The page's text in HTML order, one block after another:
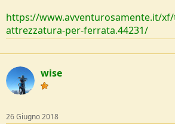
https://www.avventurosamente.it/
attrezzatura-per-ferrata.44231/
wise
26 Giugno 2018